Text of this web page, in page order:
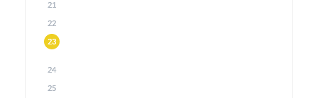
21
22
23
24
25